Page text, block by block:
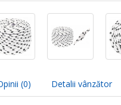
(0) Detalii vânzător